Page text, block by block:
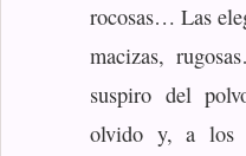
rocosas… Las
macizas,
suspiro del
olvido y, a los